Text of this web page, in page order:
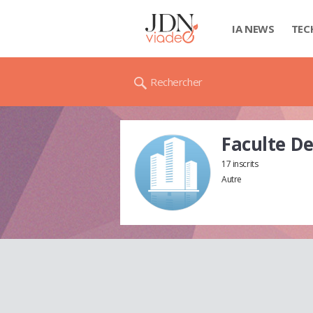
IA NEWS
Rechercher
Faculte
17 inscrits
Autre